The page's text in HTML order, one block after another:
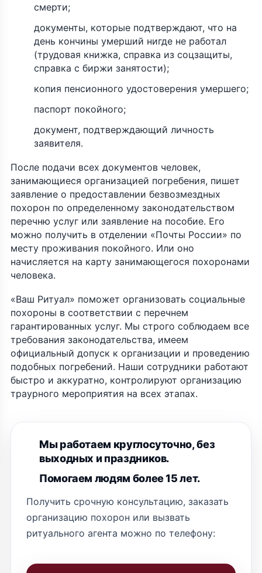
смерти;
документы, которые подтверждают, что на
день кончины умерший нигде не работал
(трудовая книжка, справка из соцзащиты,
справка с биржи занятости);
копия пенсионного удостоверения умершего;
паспорт покойного;
документ, подтверждающий личность
заявителя.
После подачи всех документов человек,
занимающиеся организацией погребения, пишет
заявление о предоставлении безвозмездных
похорон по определенному законодательством
перечню услуг или заявление на пособие. Его
можно получить в отделении «Почты России» по
месту проживания покойного. Или оно
начисляется на карту занимающегося похоронами
человека.
«Ваш Ритуал» поможет организовать социальные
похороны в соответствии с перечнем
гарантированных услуг. Мы строго соблюдаем все
требования законодательства, имеем
официальный допуск к организации и проведению
подобных погребений. Наши сотрудники работают
быстро и аккуратно, контролируют организацию
траурного мероприятия на всех этапах.
Мы работаем круглосуточно, без
выходных и праздников.
Помогаем людям более 15 лет.
Получить срочную консультацию, заказать
организацию похорон или вызвать
ритуального агента можно по телефону: